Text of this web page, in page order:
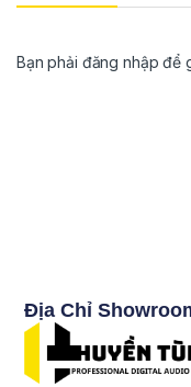
Bạn phải đăng nhập để
Địa Chỉ